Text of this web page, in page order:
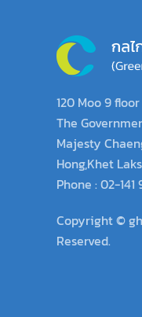
120 Moo 9 floor
The
Majesty
Hong,Khet
Phone : 02-141
Copyright ©
Reserved.